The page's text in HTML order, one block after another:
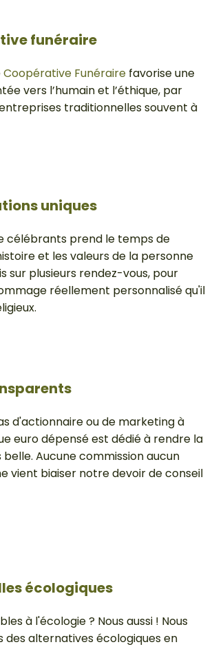
funéraire
Coopérative Funéraire favorise une
vers l’humain et l’éthique, par
traditionnelles souvent à
uniques
célébrants prend le temps de
et les valeurs de la personne
sur plusieurs rendez-vous, pour
réellement personnalisé qu'il
d'actionnaire ou de marketing à
euro dépensé est dédié à rendre la
Aucune commission aucun
vient biaiser notre devoir de conseil
écologiques
à l'écologie ? Nous aussi ! Nous
des alternatives écologiques en